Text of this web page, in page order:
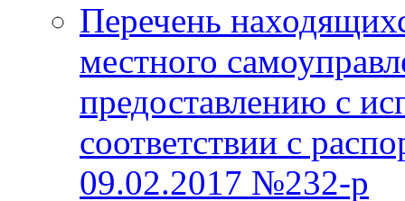
Перечень
местного
предоставлению с
соответствии с
09.02.2017 №232-р